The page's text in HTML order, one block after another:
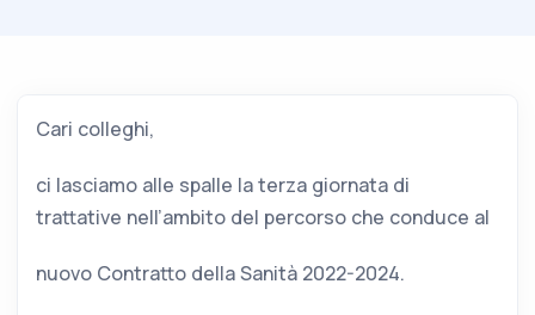
Cari colleghi,
ci lasciamo alle spalle la terza giornata di
trattative nell’ambito del percorso che conduce al
nuovo Contratto della Sanità 2022-2024.